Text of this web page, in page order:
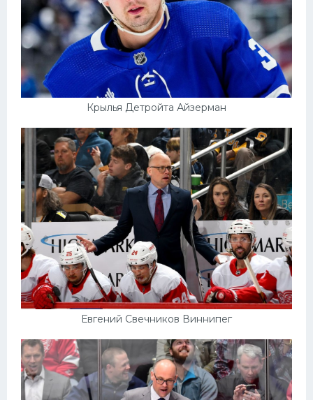
Крылья Детройта Айзерман
Евгений Свечников Виннипег